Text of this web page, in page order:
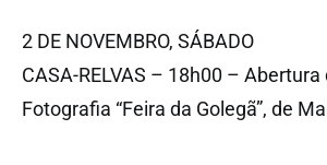
2 DE NOVEMBRO, SÁBADO
CASA-RELVAS – 18h00 –
Fotografia “Feira da Golegã”, de